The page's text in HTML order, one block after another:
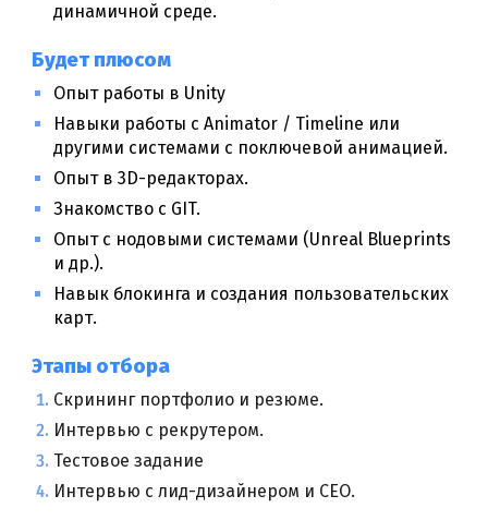
динамичной среде.
Будет плюсом
Опыт работы в Unity
Навыки работы с Animator / Timeline или
другими системами с поключевой анимацией.
Опыт в 3D-редакторах.
Знакомство с GIT.
Опыт с нодовыми системами (Unreal Blueprints
и др.).
Навык блокинга и создания пользовательских
карт.
Этапы отбора
Скрининг портфолио и резюме.
Интервью с рекрутером.
Тестовое задание
Интервью с лид-дизайнером и CEO.